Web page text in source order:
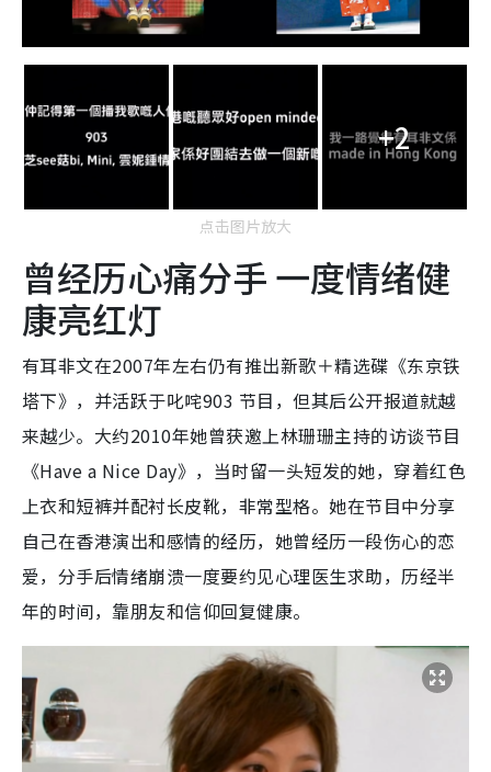
+2
点击图片放大
曾经历心痛分手 一度情绪健
康亮红灯
有耳非文在2007年左右仍有推出新歌＋精选碟《东京铁
塔下》，并活跃于叱咤903 节目，但其后公开报道就越
来越少。大约2010年她曾获邀上林珊珊主持的访谈节目
《Have a Nice Day》，当时留一头短发的她，穿着红色
上衣和短裤并配衬长皮靴，非常型格。她在节目中分享
自己在香港演出和感情的经历，她曾经历一段伤心的恋
爱，分手后情绪崩溃一度要约见心理医生求助，历经半
年的时间，靠朋友和信仰回复健康。